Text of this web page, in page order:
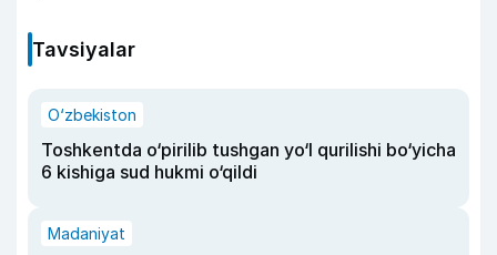
Tavsiyalar
O‘zbekiston
Toshkentda o‘pirilib tushgan yo‘l qurilishi bo‘yicha
6 kishiga sud hukmi o‘qildi
Madaniyat